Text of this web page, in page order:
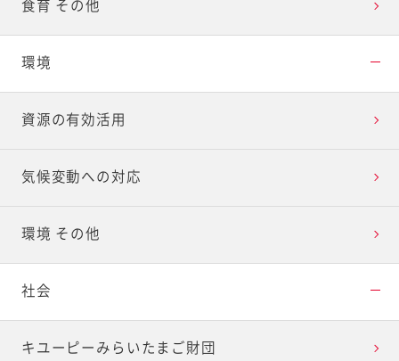
食育 その他
環境
資源の有効活用
気候変動への対応
環境 その他
社会
キユーピーみらいたまご財団